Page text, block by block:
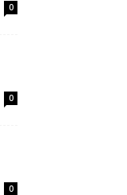
0
0
0